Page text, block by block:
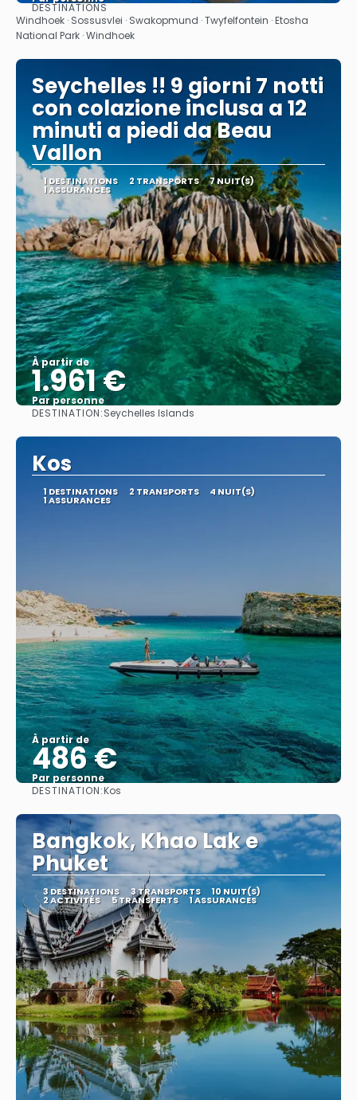
Afficher
DESTINATIONS
Windhoek · Sossusvlei · Swakopmund · Twyfelfontein · Etosha
National Park · Windhoek
Seychelles !! 9 giorni 7 notti
con colazione inclusa a 12
minuti a piedi da Beau
Vallon
1 DESTINATIONS 2 TRANSPORTS 7 NUIT(S)
1 ASSURANCES
À partir de
1.961 €
Par personne
Afficher
DESTINATION:Seychelles Islands
Kos
1 DESTINATIONS 2 TRANSPORTS 4 NUIT(S)
1 ASSURANCES
À partir de
486 €
Par personne
DESTINATION:Kos
Bangkok, Khao Lak e
Phuket
3 DESTINATIONS 3 TRANSPORTS 10 NUIT(S)
2 ACTIVITÉS 5 TRANSFERTS 1 ASSURANCES